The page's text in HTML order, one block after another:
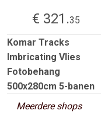
€ 321.35
Komar Tracks
Imbricating Vlies
Fotobehang
500x280cm 5-banen
Meerdere shops